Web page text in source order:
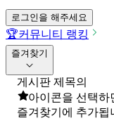
로그인을 해주세요
🏆커뮤니티 랭킹
즐겨찾기
게시판 제목의
아이콘을 선택하
즐겨찾기에 추가됩